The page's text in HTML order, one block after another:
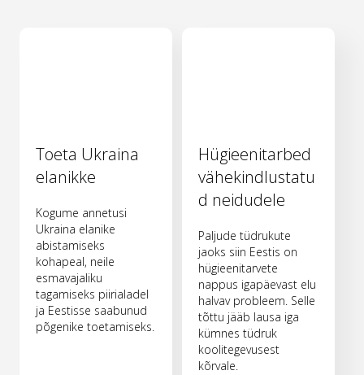
Toeta Ukraina
elanikke
Kogume annetusi
Ukraina elanike
abistamiseks
kohapeal, neile
esmavajaliku
tagamiseks piirialadel
ja Eestisse saabunud
põgenike toetamiseks.
Hügieenitarbed
vähekindlustatu
d neidudele
Paljude tüdrukute
jaoks siin Eestis on
hügieenitarvete
nappus igapäevast elu
halvav probleem. Selle
tõttu jääb lausa iga
kümnes tüdruk
koolitegevusest
kõrvale.